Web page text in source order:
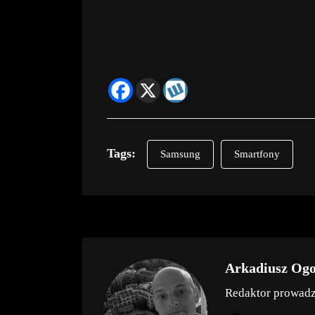
Tags: Samsung Smartfony
Arkadiusz
Redaktor